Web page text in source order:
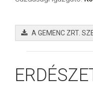
A GEMENC ZRT.